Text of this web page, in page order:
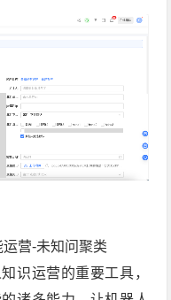
营-未知问聚类
识运营的重要工具，